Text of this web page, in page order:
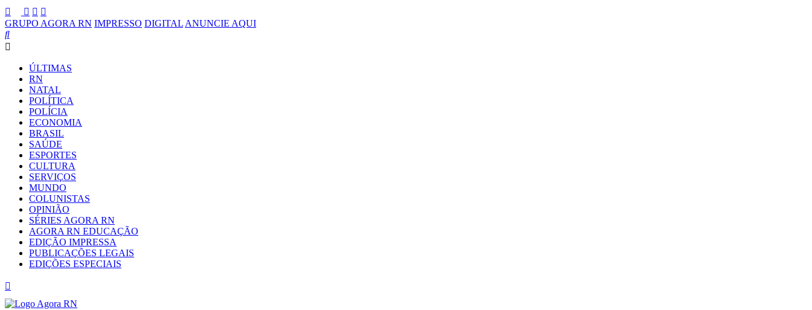
GRUPO AGORA RN IMPRESSO DIGITAL ANUNCIE AQUI
ÚLTIMAS
RN
NATAL
POLÍTICA
POLÍCIA
ECONOMIA
BRASIL
SAÚDE
ESPORTES
CULTURA
SERVIÇOS
MUNDO
COLUNISTAS
OPINIÃO
SÉRIES AGORA RN
AGORA RN EDUCAÇÃO
EDIÇÃO IMPRESSA
PUBLICAÇÕES LEGAIS
EDIÇÕES ESPECIAIS